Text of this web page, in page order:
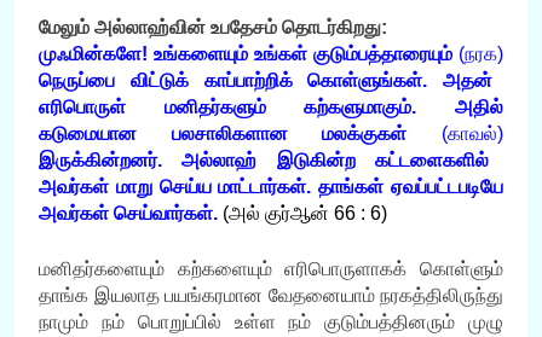
மேலும் அல்லாஹ்வின் உபதேசம் தொடர்கிறது:
முஃமின்களே! உங்களையும் உங்கள் குடும்பத்தாரையும் (நரக)
நெருப்பை விட்டுக் காப்பாற்றிக் கொள்ளுங்கள். அதன்
எரிபொருள் மனிதர்களும் கற்களுமாகும். அதில்
கடுமையான பலசாலிகளான மலக்குகள் (காவல்)
இருக்கின்றனர். அல்லாஹ் இடுகின்ற கட்டளைகளில்
அவர்கள் மாறு செய்ய மாட்டார்கள். தாங்கள் ஏவப்பட்டபடியே
அவர்கள் செய்வார்கள். (அல் குர்ஆன் 66 : 6)
மனிதர்களையும் கற்களையும் எரிபொருளாகக் கொள்ளும்
தாங்க இயலாத பயங்கரமான வேதனையாம் நரகத்திலிருந்து
நாமும் நம் பொறுப்பில் உள்ள நம் குடும்பத்தினரும் முழு